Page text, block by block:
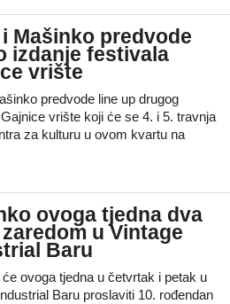
Mašinko predvode
izdanje festivala
vrište
predvode line up drugog
vrište koji će se 4. i 5. travnja
za kulturu u ovom kvartu na
ovoga tjedna dva
u Vintage
Baru
ovoga tjedna u četvrtak i petak u
Baru proslaviti 10. rođendan